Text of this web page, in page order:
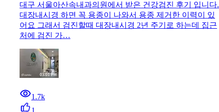
대구 서울아산속내과의원에서 받은 건강검진 후기 입니다.
대장내시경 하면 꼭 용종이 나와서 용종 제거한 이력이 있
어요 그래서 검진할때 대장내시경 2년 주기로 하는데 집근
처에 검진 가…
1.7k